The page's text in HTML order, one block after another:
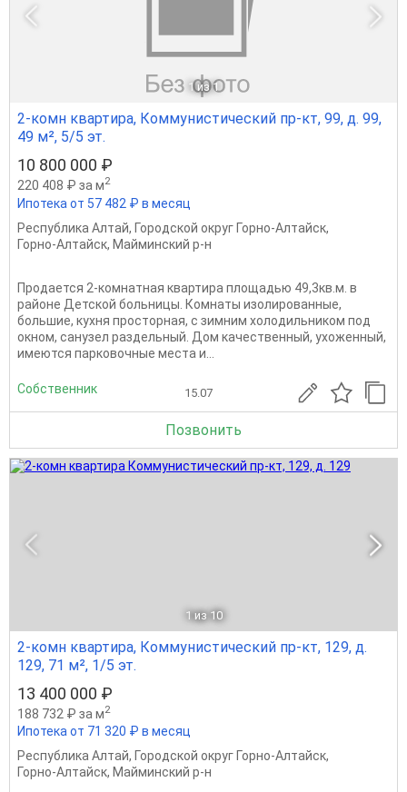
1 из 1
2-комн квартира, Коммунистический пр-кт, 99, д. 99,
49 м², 5/5 эт.
10 800 000 ₽
220 408 ₽ за м2
Ипотека от 57 482 ₽ в месяц
Республика Алтай, Городской округ Горно-Алтайск,
Горно-Алтайск, Майминский р-н
Продается 2-комнатная квартира площадью 49,3кв.м. в
районе Детской больницы. Комнаты изолированные,
большие, кухня просторная, с зимним холодильником под
окном, санузел раздельный. Дом качественный, ухоженный,
имеются парковочные места и...
Собственник 15.07
Позвонить
1 из 10
2-комн квартира, Коммунистический пр-кт, 129, д.
129, 71 м², 1/5 эт.
13 400 000 ₽
188 732 ₽ за м2
Ипотека от 71 320 ₽ в месяц
Республика Алтай, Городской округ Горно-Алтайск,
Горно-Алтайск, Майминский р-н